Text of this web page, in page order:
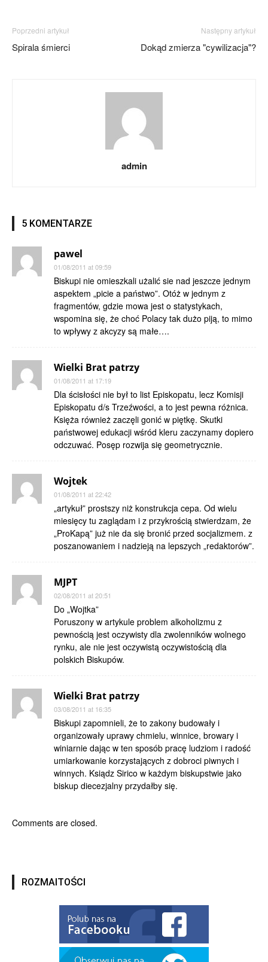
Poprzedni artykuł
Spirala śmierci
Następny artykuł
Dokąd zmierza "cywilizacja"?
admin
5 KOMENTARZE
pawel
01/08/2011 at 09:59
Biskupi nie omieszkali użalić sie nad jeszcze jednym
aspektem „picie a państwo”. Otóż w jednym z
fragmentów, gdzie mowa jest o statystykach,
wspomina się, że choć Polacy tak dużo piją, to mimo
to wpływy z akcyzy są małe….
Wielki Brat patrzy
01/08/2011 at 17:19
Dla ścisłości nie był to list Episkopatu, lecz Komisji
Episkopatu d/s Trzeźwości, a to jest pewna różnica.
Księża również zaczęli gonić w piętkę. Skutki
państwowej edukacji wśród kleru zaczynamy dopiero
odczuwać. Posęp rozwija się geometrycznie.
Wojtek
01/08/2011 at 22:42
„artykuł” prostszy niż konstrukcja cepa. Od wielu
miesięcy tu zaglądam i z przykrością stwierdzam, że
„ProKapą” już nie da się bronić przed socjalizmem. z
poszanowaniem i nadzieją na lepszych „redaktorów”.
MJPT
02/08/2011 at 20:51
Do „Wojtka”
Poruszony w artykule problem alkoholizmu z
pewnością jest oczywisty dla zwolenników wolnego
rynku, ale nie jest oczywistą oczywistością dla
polskich Biskupów.
Wielki Brat patrzy
03/08/2011 at 16:35
Biskupi zapomnieli, że to zakony budowały i
organizowały uprawy chmielu, winnice, browary i
winiarnie dając w ten sposób pracę ludziom i radość
umiarkowanie korzystających z dobroci piwnych i
winnych. Ksiądz Sirico w każdym biskupstwie jako
biskup diecezjalny przydałby się.
Comments are closed.
ROZMAITOŚCI